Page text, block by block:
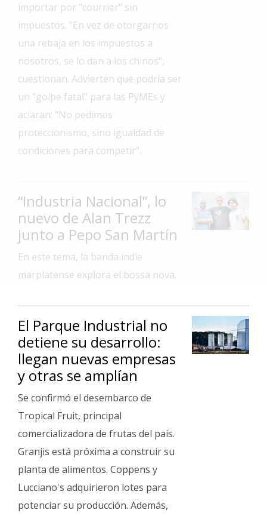
Salud
Interés
General
La
Ciudad
Deportes
y
Espectáculos
Cartelera
Fotos
de
Familia
importar por "courrier" sin
impuestos. "En vez de otorgarnos
una rebaja en los impuestos a
nosotros, se lo dan a los chinos",
cuestionan. Advierten que podría ser
un "golpe fatal" para las PyMEs y
aclaran: "No pedimos
proteccionismo, sino igualdad de
condiciones para competir".
“Industria Nacional”, lo
nuevo de Alan Trezz
junto a Pepo San Martín
En este tema, la banda indie
marplatense explora el bossa nova.
El Parque Industrial no
detiene su desarrollo:
llegan nuevas empresas
y otras se amplían
Se confirmó el desembarco de
Tropical Fruit, principal
comercializadora de frutas del país.
Granjis está próxima a construir su
planta de alimentos. Coppens y
Lucciano's adquirieron lotes para
potenciar su producción. Además,